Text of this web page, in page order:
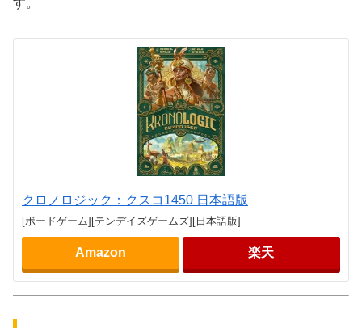
クロノロジック：クスコ1450 日本語版
[ボードゲーム][テンデイズゲームズ][日本語版]
Amazon 楽天